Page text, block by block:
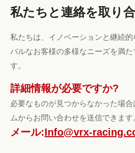
私たちと連絡を取り
私たちは、イノベーションと継続
バルなお客様の多様なニーズを満
す。
詳細情報が必要ですか?
必要なものが見つからなかった場
ムからお問い合わせを送信できます
メール:Info@vrx-